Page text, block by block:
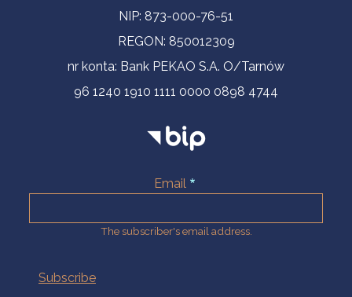
NIP: 873-000-76-51
REGON: 850012309
nr konta: Bank PEKAO S.A. O/Tarnów
96 1240 1910 1111 0000 0898 4744
Email
The subscriber's email address.